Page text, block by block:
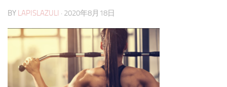
BY LAPISLAZULI · 2020年8月18日